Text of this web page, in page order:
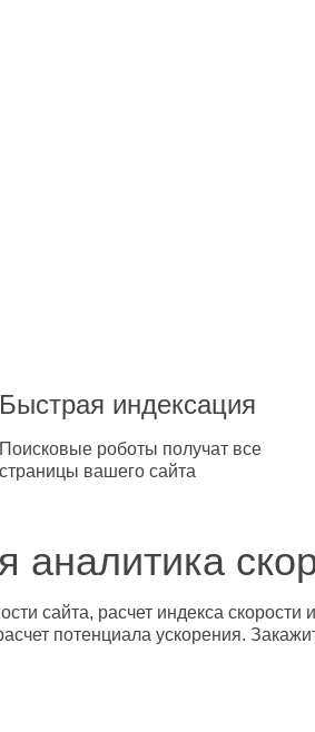
Быстрая индексация
Поисковые роботы получат все
страницы вашего сайта
аналитика
сайта, расчет индекса
потенциала ускорения.